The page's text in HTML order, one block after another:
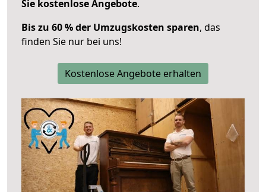
Sie kostenlose Angebote.
Bis zu 60 % der Umzugskosten sparen, das
finden Sie nur bei uns!
Kostenlose Angebote erhalten